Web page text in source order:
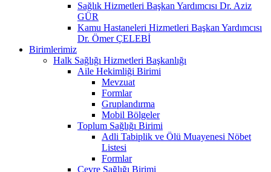
Sağlık Hizmetleri Başkan Yardımcısı Dr. Aziz
GÜR
Kamu Hastaneleri Hizmetleri Başkan Yardımcısı
Dr. Ömer ÇELEBİ
Birimlerimiz
Halk Sağlığı Hizmetleri Başkanlığı
Aile Hekimliği Birimi
Mevzuat
Formlar
Gruplandırma
Mobil Bölgeler
Toplum Sağlığı Birimi
Adli Tabiplik ve Ölü Muayenesi Nöbet
Listesi
Formlar
Çevre Sağlığı Birimi